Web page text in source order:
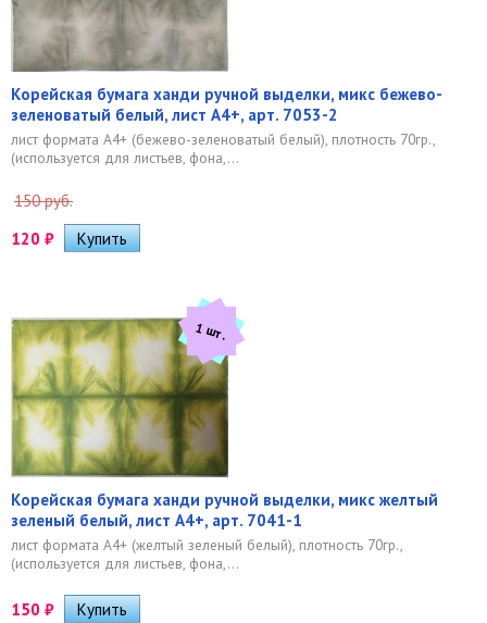
Корейская бумага ханди ручной выделки, микс бежево-
зеленоватый белый, лист А4+, арт. 7053-2
лист формата А4+ (бежево-зеленоватый белый), плотность 70гр.,
(используется для листьев, фона,...
150 руб.
120 ₽
1 шт.
Корейская бумага ханди ручной выделки, микс желтый
зеленый белый, лист А4+, арт. 7041-1
лист формата А4+ (желтый зеленый белый), плотность 70гр.,
(используется для листьев, фона,...
150 ₽